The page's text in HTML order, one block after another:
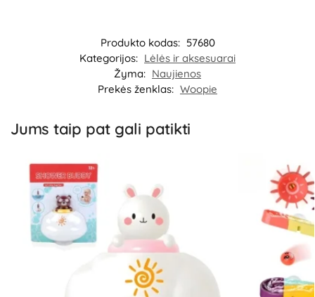
Produkto kodas: 57680
Kategorijos: Lėlės ir aksesuarai
Žyma: Naujienos
Prekės ženklas: Woopie
Jums taip pat gali patikti